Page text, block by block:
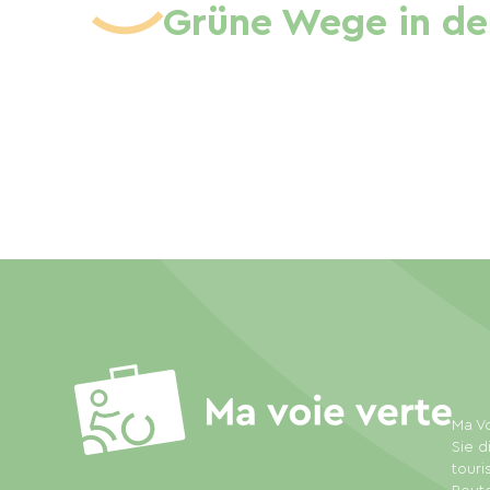
Grüne Wege in
Ma
Sie